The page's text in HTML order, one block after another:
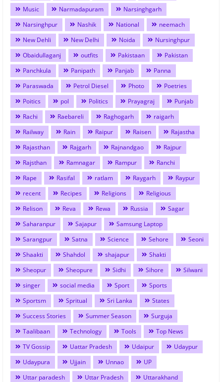
Music
Narmadapuram
Narsinghgarh
Narsinghpur
Nashik National
neemach
New Dehli
New Delhi Noida
Nursinghpur
Obaidullaganj
outfits Pakistaan
Pakistan
Panchkula
Panipath Panjab
Panna
Paraswada
Petrol Diesel Photo
Poetries
Poitics
pol Politics Prayagraj
Punjab
Rachi
Raebareli Raghogarh
raigarh
Railway
Rain Raipur Raisen
Rajastha
Rajasthan
Rajgarh Rajnandgao
Rajpur
Rajsthan
Ramnagar Rampur
Ranchi
Rape
Rasifal ratlam Raygarh
Raypur
recent
Recipes Religions
Religious
Relison
Reva Rewa Russia
Sagar
Saharanpur
Sajapur
Samsung Laptop
Sarangpur
Satna Science Sehore
Seoni
Shaakti
Shahdol shajapur
Shakti
Sheopur
Sheopure Sidhi Sihore
Silwani
singer
social media Sport
Sports
Sportsm
Spritual Sri Lanka
States
Success Stories
Summer Season
Surguja
Taalibaan
Technology Tools
Top News
TV Gossip
Uattar Pradesh Udaipur
Udaypur
Udaypura
Ujjain Unnao
UP
Uttar paradesh
Uttar Pradesh
Uttarakhand